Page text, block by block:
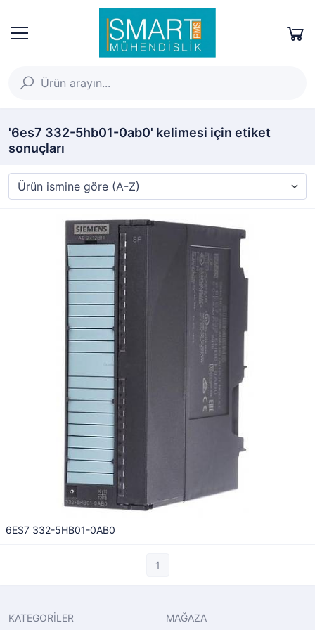
'6es7 332-5hb01-0ab0' kelimesi için etiket
sonuçları
6ES7 332-5HB01-0AB0
1
KATEGORİLER MAĞAZA